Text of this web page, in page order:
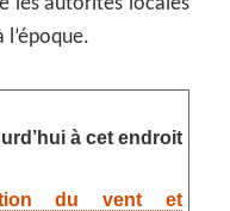
à cet endroit
du vent et